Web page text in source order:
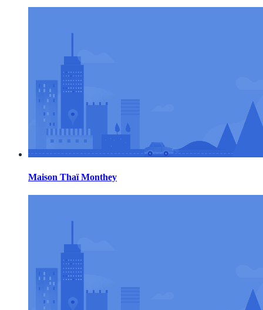
Maison Thaï Monthey